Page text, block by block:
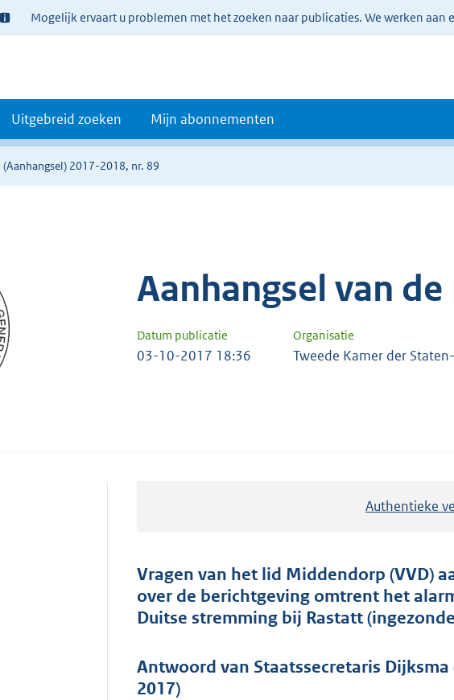
Ter
Mogelijk ervaart u problemen met het zoeken naar publicaties. We werken aan
Uitgebreid zoeken Mijn abonnementen
(Aanhangsel) 2017-2018, nr. 89
Aanhangsel van
Datum publicatie Organisatie
03-10-2017 18:36 Tweede Kamer der
Authentieke
Vragen van het lid Middendorp (VVD)
over de berichtgeving omtrent het
Duitse stremming bij Rastatt
Antwoord van Staatssecretaris
2017)